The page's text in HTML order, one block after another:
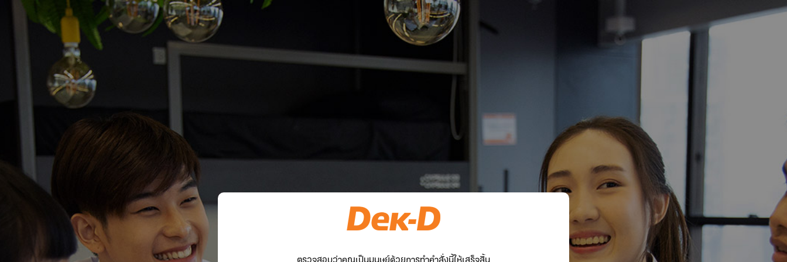
ตรวจสอบว่าคุณเป็นมนุษย์ด้วยการทำคำสั่งนี้ให้เสร็จสิ้น